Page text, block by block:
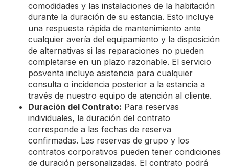
comodidades y las instalaciones de la habitación
durante la duración de su estancia. Esto incluye
una respuesta rápida de mantenimiento ante
cualquier avería del equipamiento y la disposición
de alternativas si las reparaciones no pueden
completarse en un plazo razonable. El servicio
posventa incluye asistencia para cualquier
consulta o incidencia posterior a la estancia a
través de nuestro equipo de atención al cliente.
Duración del Contrato: Para reservas
individuales, la duración del contrato
corresponde a las fechas de reserva
confirmadas. Las reservas de grupo y los
contratos corporativos pueden tener condiciones
de duración personalizadas. El contrato podrá